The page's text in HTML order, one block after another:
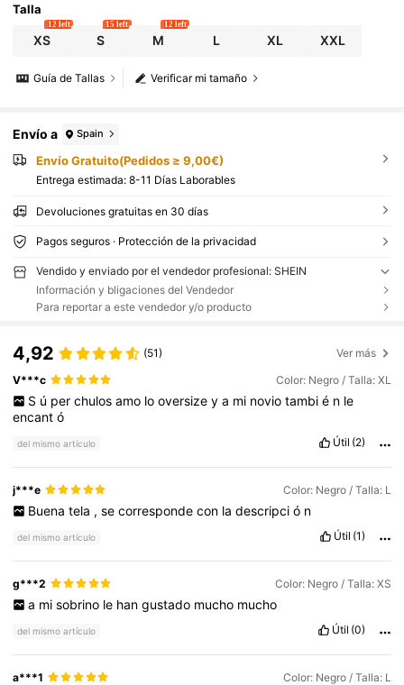
Talla
XS
12 left
S
15 left
M
12 left
L XL XXL
Verificar mi tamaño
Guía de Tallas
Envío a Spain
Envío Gratuito(Pedidos ≥ 9,00€)
Entrega estimada: 8-11 Días Laborables
Devoluciones gratuitas en 30 días
Pagos seguros · Protección de la privacidad
Vendido y enviado por el vendedor profesional: SHEIN
Información y bligaciones del Vendedor
Para reportar a este vendedor y/o producto
4,92 (51) Ver más
V***c Color: Negro / Talla: XL
S ú per chulos amo lo oversize y a mi novio tambi é n le
encantó
del mismo artículo Útil (2)
j***e Color: Negro / Talla: L
Buena tela , se corresponde con la descripci ó n
del mismo artículo Útil (1)
g***2 Color: Negro / Talla: XS
a mi sobrino le han gustado mucho mucho
del mismo artículo Útil (0)
a***1 Color: Negro / Talla: L